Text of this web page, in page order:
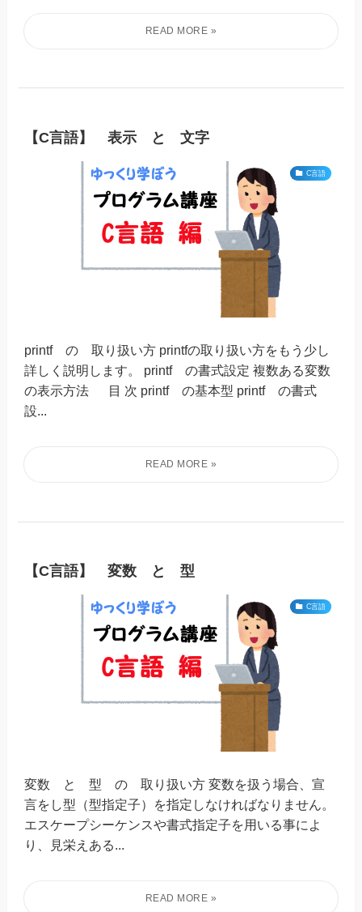
【C言語】 表示 と 文字
C言語
printf の 取り扱い方 printfの取り扱い方をもう少し
詳しく説明します。 printf の書式設定 複数ある変数
の表示方法 目 次 printf の基本型 printf の書式
設...
【C言語】 変数 と 型
C言語
変数 と 型 の 取り扱い方 変数を扱う場合、宣
言をし型（型指定子）を指定しなければなりません。
エスケープシーケンスや書式指定子を用いる事によ
り、見栄えある...